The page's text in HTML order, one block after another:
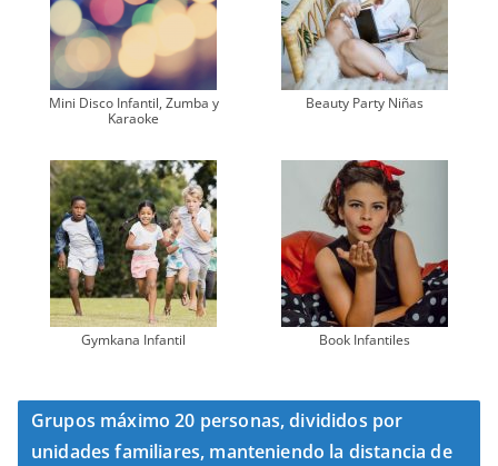
Mini Disco Infantil, Zumba y
Karaoke
Beauty Party Niñas
Gymkana Infantil Book Infantiles
Grupos máximo 20 personas, divididos por
unidades familiares, manteniendo la distancia de